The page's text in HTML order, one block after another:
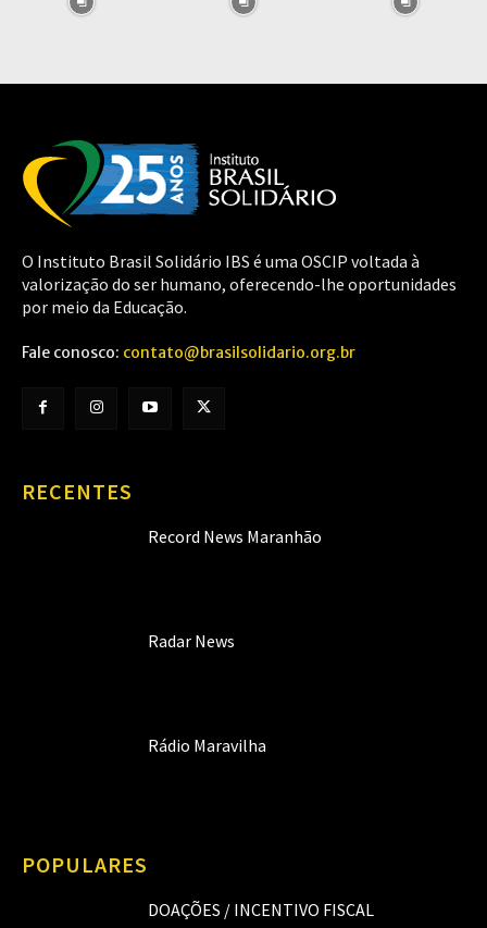
O Instituto Brasil Solidário IBS é uma OSCIP voltada à
valorização do ser humano, oferecendo-lhe oportunidades
por meio da Educação.
Fale conosco: contato@brasilsolidario.org.br
RECENTES
Record News Maranhão
Radar News
Rádio Maravilha
POPULARES
DOAÇÕES / INCENTIVO FISCAL